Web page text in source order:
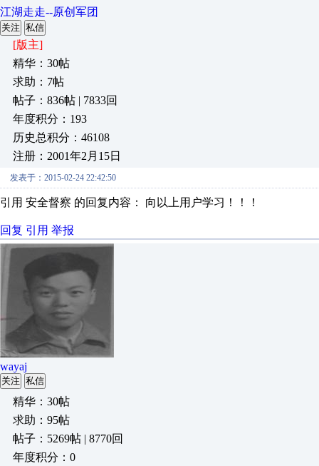
江湖走走--原创军团
关注 私信
[版主]
精华：30帖
求助：7帖
帖子：836帖 | 7833回
年度积分：193
历史总积分：46108
注册：2001年2月15日
发表于：2015-02-24 22:42:50
引用 安全督察 的回复内容： 向以上用户学习！！！
回复 引用 举报
wayaj
关注 私信
精华：30帖
求助：95帖
帖子：5269帖 | 8770回
年度积分：0